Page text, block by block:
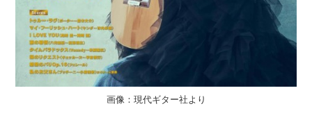
画像：現代ギター社より